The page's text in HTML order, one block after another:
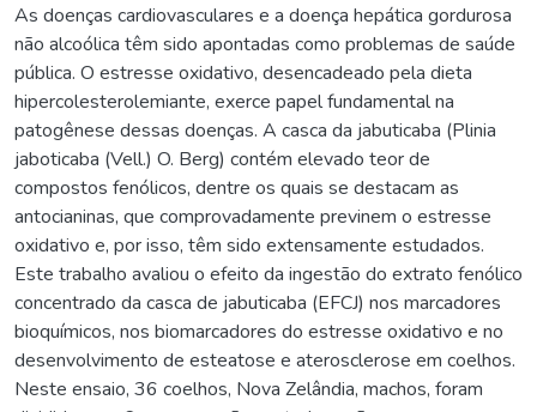
As doenças cardiovasculares e a doença hepática gordurosa
não alcoólica têm sido apontadas como problemas de saúde
pública. O estresse oxidativo, desencadeado pela dieta
hipercolesterolemiante, exerce papel fundamental na
patogênese dessas doenças. A casca da jabuticaba (Plinia
jaboticaba (Vell.) O. Berg) contém elevado teor de
compostos fenólicos, dentre os quais se destacam as
antocianinas, que comprovadamente previnem o estresse
oxidativo e, por isso, têm sido extensamente estudados.
Este trabalho avaliou o efeito da ingestão do extrato fenólico
concentrado da casca de jabuticaba (EFCJ) nos marcadores
bioquímicos, nos biomarcadores do estresse oxidativo e no
desenvolvimento de esteatose e aterosclerose em coelhos.
Neste ensaio, 36 coelhos, Nova Zelândia, machos, foram